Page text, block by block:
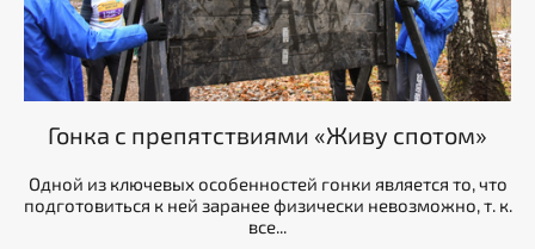
Гонка с препятствиями «Живу спотом»
Одной из ключевых особенностей гонки является то, что
подготовиться к ней заранее физически невозможно, т. к.
все...